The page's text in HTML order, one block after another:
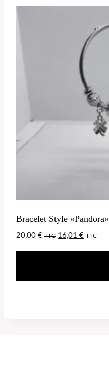
Bracelet Style «Pandora»
20,00€ TTC 16,01 € TTC